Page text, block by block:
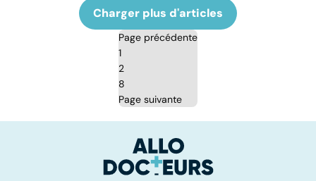
Charger plus d'articles
Page précédente
1
2
8
Page suivante